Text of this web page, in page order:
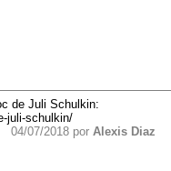
de Juli Schulkin:
juli-schulkin/
04/07/2018 por Alexis Diaz